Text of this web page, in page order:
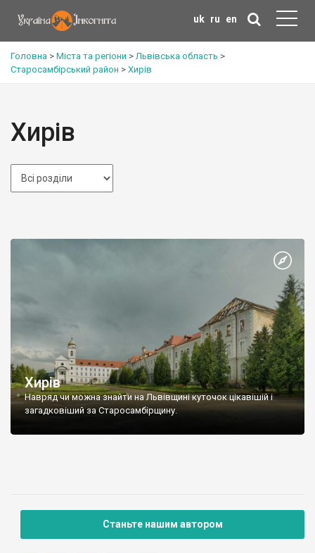
uk ru en
Головна > Міста та регіони >Львівська область >
Старосамбірський район > Хирів
Хирів
Хирів
Навряд чи можна знайти на Львівщині куточок цікавішій і
загадковіший за Старосамбірщину.
Станьте нашим автором